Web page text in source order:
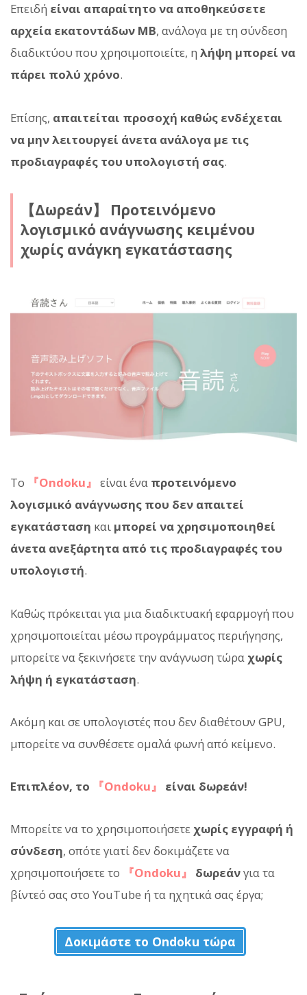
Επειδή είναι απαραίτητο να αποθηκεύσετε
αρχεία εκατοντάδων MB, ανάλογα με τη σύνδεση
διαδικτύου που χρησιμοποιείτε, η λήψη μπορεί να
πάρει πολύ χρόνο.
Επίσης, απαιτείται προσοχή καθώς ενδέχεται
να μην λειτουργεί άνετα ανάλογα με τις
προδιαγραφές του υπολογιστή σας.
【Δωρεάν】 Προτεινόμενο
λογισμικό ανάγνωσης κειμένου
χωρίς ανάγκη εγκατάστασης
Το 『Ondoku』 είναι ένα προτεινόμενο
λογισμικό ανάγνωσης που δεν απαιτεί
εγκατάσταση και μπορεί να χρησιμοποιηθεί
άνετα ανεξάρτητα από τις προδιαγραφές του
υπολογιστή.
Καθώς πρόκειται για μια διαδικτυακή εφαρμογή που
χρησιμοποιείται μέσω προγράμματος περιήγησης,
μπορείτε να ξεκινήσετε την ανάγνωση τώρα χωρίς
λήψη ή εγκατάσταση.
Ακόμη και σε υπολογιστές που δεν διαθέτουν GPU,
μπορείτε να συνθέσετε ομαλά φωνή από κείμενο.
Επιπλέον, το 『Ondoku』 είναι δωρεάν!
Μπορείτε να το χρησιμοποιήσετε χωρίς εγγραφή ή
σύνδεση, οπότε γιατί δεν δοκιμάζετε να
χρησιμοποιήσετε το
『Ondoku』 δωρεάνγια τα
βίντεό σας στο YouTube ή τα ηχητικά σας έργα;
Δοκιμάστε το Ondoku τώρα